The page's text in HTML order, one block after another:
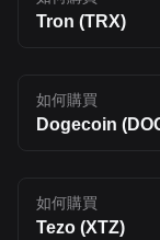
relevance. 2028–2030 Price Prediction: Over the longer term,
projections
and ecosystem
$0.50, though such
Conclusion Fluent (BLEND) takes aim at one of Web3’s most
persistent
under one roof. If
for developers to
a more connected on-chain
Tron (TRX)
如何購買
Dogecoin
如何購買
Tezo (XTZ)